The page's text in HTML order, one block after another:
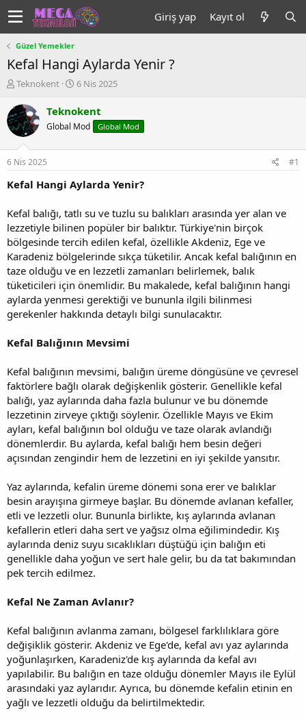
Giriş yap Kayıt ol
Güzel Yemekler
Kefal Hangi Aylarda Yenir ?
K
n
u
y
b
a
ş
t
a
n
Teknokent
B
ş
a
ç
t
r
i
h
i
6 Nis 2025
Teknokent
Global Mod Global Mod
6 Nis 2025 #1
Kefal Hangi Aylarda Yenir?
Kefal balığı, tatlı su ve tuzlu su balıkları arasında yer alan ve
lezzetiyle bilinen popüler bir balıktır. Türkiye'nin birçok
bölgesinde tercih edilen kefal, özellikle Akdeniz, Ege ve
Karadeniz bölgelerinde sıkça tüketilir. Ancak kefal balığının en
taze olduğu ve en lezzetli zamanları belirlemek, balık
tüketicileri için önemlidir. Bu makalede, kefal balığının hangi
aylarda yenmesi gerektiği ve bununla ilgili bilinmesi
gerekenler hakkında detaylı bilgi sunulacaktır.
Kefal Balığının Mevsimi
Kefal balığının mevsimi, balığın üreme döngüsüne ve çevresel
faktörlere bağlı olarak değişkenlik gösterir. Genellikle kefal
balığı, yaz aylarında daha fazla bulunur ve bu dönemde
lezzetinin zirveye çıktığı söylenir. Özellikle Mayıs ve Ekim
ayları, kefal balığının bol olduğu ve taze olarak avlandığı
dönemlerdir. Bu aylarda, kefal balığı hem besin değeri
açısından zengindir hem de lezzetini en iyi şekilde yansıtır.
Yaz aylarında, kefalin üreme dönemi sona erer ve balıklar
besin arayışına girmeye başlar. Bu dönemde avlanan kefaller,
etli ve lezzetli olur. Bununla birlikte, kış aylarında avlanan
kefallerin etleri daha sert ve yağsız olma eğilimindedir. Kış
aylarında deniz suyu sıcaklıkları düştüğü için balığın eti
genellikle daha yoğun ve sert hale gelir, bu da tat bakımından
pek tercih edilmez.
Kefal Ne Zaman Avlanır?
Kefal balığının avlanma zamanı, bölgesel farklılıklara göre
değişiklik gösterir. Akdeniz ve Ege'de, kefal avı yaz aylarında
yoğunlaşırken, Karadeniz'de kış aylarında da kefal avı
yapılabilir. Bu balığın en taze olduğu dönemler Mayıs ile Eylül
arasındaki yaz aylarıdır. Ayrıca, bu dönemde kefalin etinin en
yağlı ve lezzetli olduğu da belirtilmektedir.